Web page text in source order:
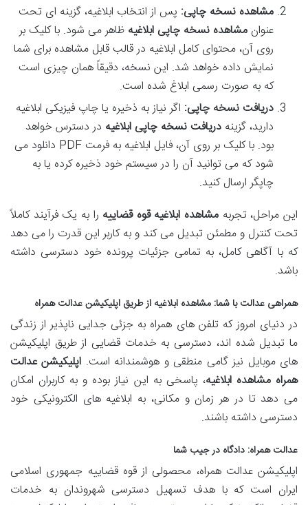
مشاهده نسخه چاپی: پس از انتخاب ابلاغیه، گزینه ای تحت
عنوان مشاهده نسخه چاپی ابلاغیه ظاهر می شود. با کلیک بر
روی آن، محتوای کامل ابلاغیه در قالب قابل مشاهده برای شما
نمایش داده خواهد شد. این نسخه، دقیقاً همان چیزی است
که به صورت رسمی ابلاغ شده است.
دریافت نسخه چاپی: اگر نیاز به ذخیره یا چاپ فیزیکی ابلاغیه
دارید، گزینه دریافت نسخه چاپی ابلاغیه در دسترس خواهد
بود. با کلیک بر روی آن، فایل ابلاغیه به فرمت PDF دانلود می
شود که می توانید آن را در سیستم خود ذخیره کرده یا به
چاپگر ارسال کنید.
این مراحل، تجربه مشاهده ابلاغیه قوه قضاییه را به یک فرآیند کاملاً
تحت کنترل و مطمئن تبدیل می کند و به کاربر این قدرت را می دهد
که با آگاهی کامل، به تمامی جزئیات پرونده خود دسترسی داشته
باشد.
همراهی عدالت با شما: مشاهده ابلاغیه از طریق اپلیکیشن عدالت همراه
در دنیای امروز که تلفن های همراه به جزئی جدایی ناپذیر از زندگی
ما تبدیل شده اند، دسترسی به خدمات قضایی از طریق اپلیکیشن
های موبایل نیز گامی منطقی و هوشمندانه است. اپلیکیشن عدالت
همراه مشاهده ابلاغیه، پاسخی به این نیاز بوده و به کاربران امکان
می دهد تا در هر زمان و مکانی، به ابلاغیه های الکترونیکی خود
دسترسی داشته باشند.
عدالت همراه: دادگاه در جیب شما
اپلیکیشن عدالت همراه، محصولی از قوه قضاییه جمهوری اسلامی
ایران است که با هدف تسهیل دسترسی شهروندان به خدمات